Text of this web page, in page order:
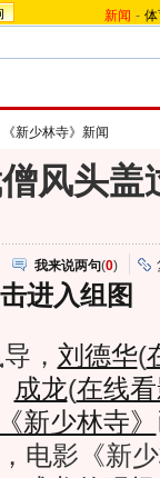
新闻 -
《新少林寺》新闻
风头
我来说两句(0)
进入组图
， 刘德华(
成龙(在线
《新少林寺》
电影《新